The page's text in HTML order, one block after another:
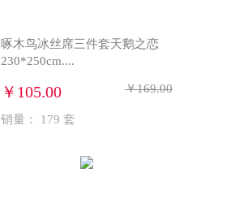
啄木鸟冰丝席三件套天鹅之恋
230*250cm....
￥105.00 ￥169.00
销量： 179 套